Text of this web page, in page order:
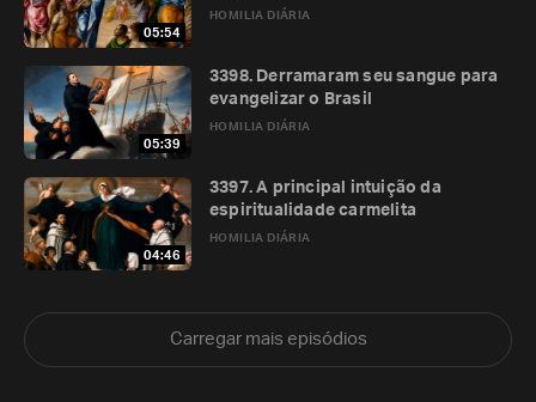
05:54
HOMILIA DIÁRIA
05:39
HOMILIA DIÁRIA
3398. Derramaram seu sangue para
evangelizar o Brasil
04:46
HOMILIA DIÁRIA
3397. A principal intuição da
espiritualidade carmelita
Carregar mais episódios